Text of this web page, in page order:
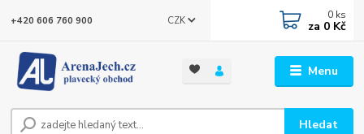
Menu
CZK
Hledat
+420 606 760 900 0 ks
za 0 Kč